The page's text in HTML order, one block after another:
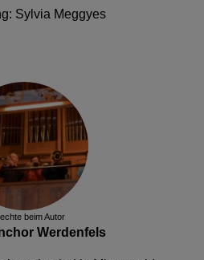
Sylvia Meggyes
beim Autor
Werdenfels